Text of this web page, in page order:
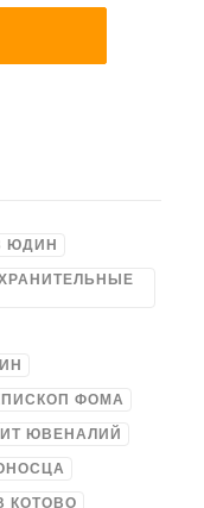
ЮДИН
ФОМА
ЮВЕНАЛИЙ
КОТОВО